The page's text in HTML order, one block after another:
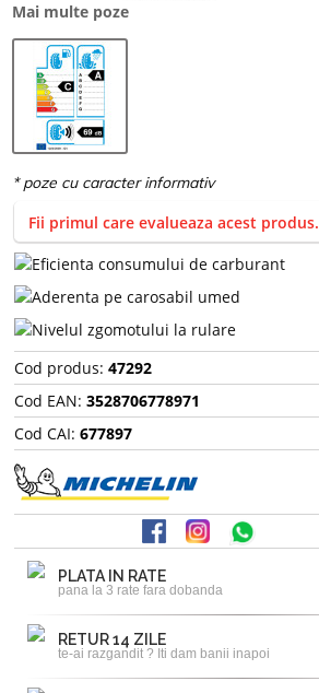
Mai multe poze
Fii primul care evalueaza acest produs.
Cod produs: 47292
Cod EAN: 3528706778971
Cod CAI: 677897
PLATA IN RATE
pana la 3 rate fara dobanda
RETUR 14 ZILE
te-ai razgandit ? Iti dam banii inapoi